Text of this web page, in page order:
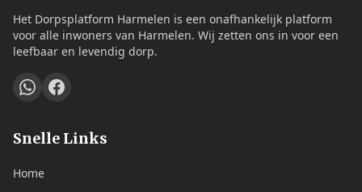
Het Dorpsplatform Harmelen is een onafhankelijk platform
voor alle inwoners van Harmelen. Wij zetten ons in voor een
leefbaar en levendig dorp.
Snelle Links
Home